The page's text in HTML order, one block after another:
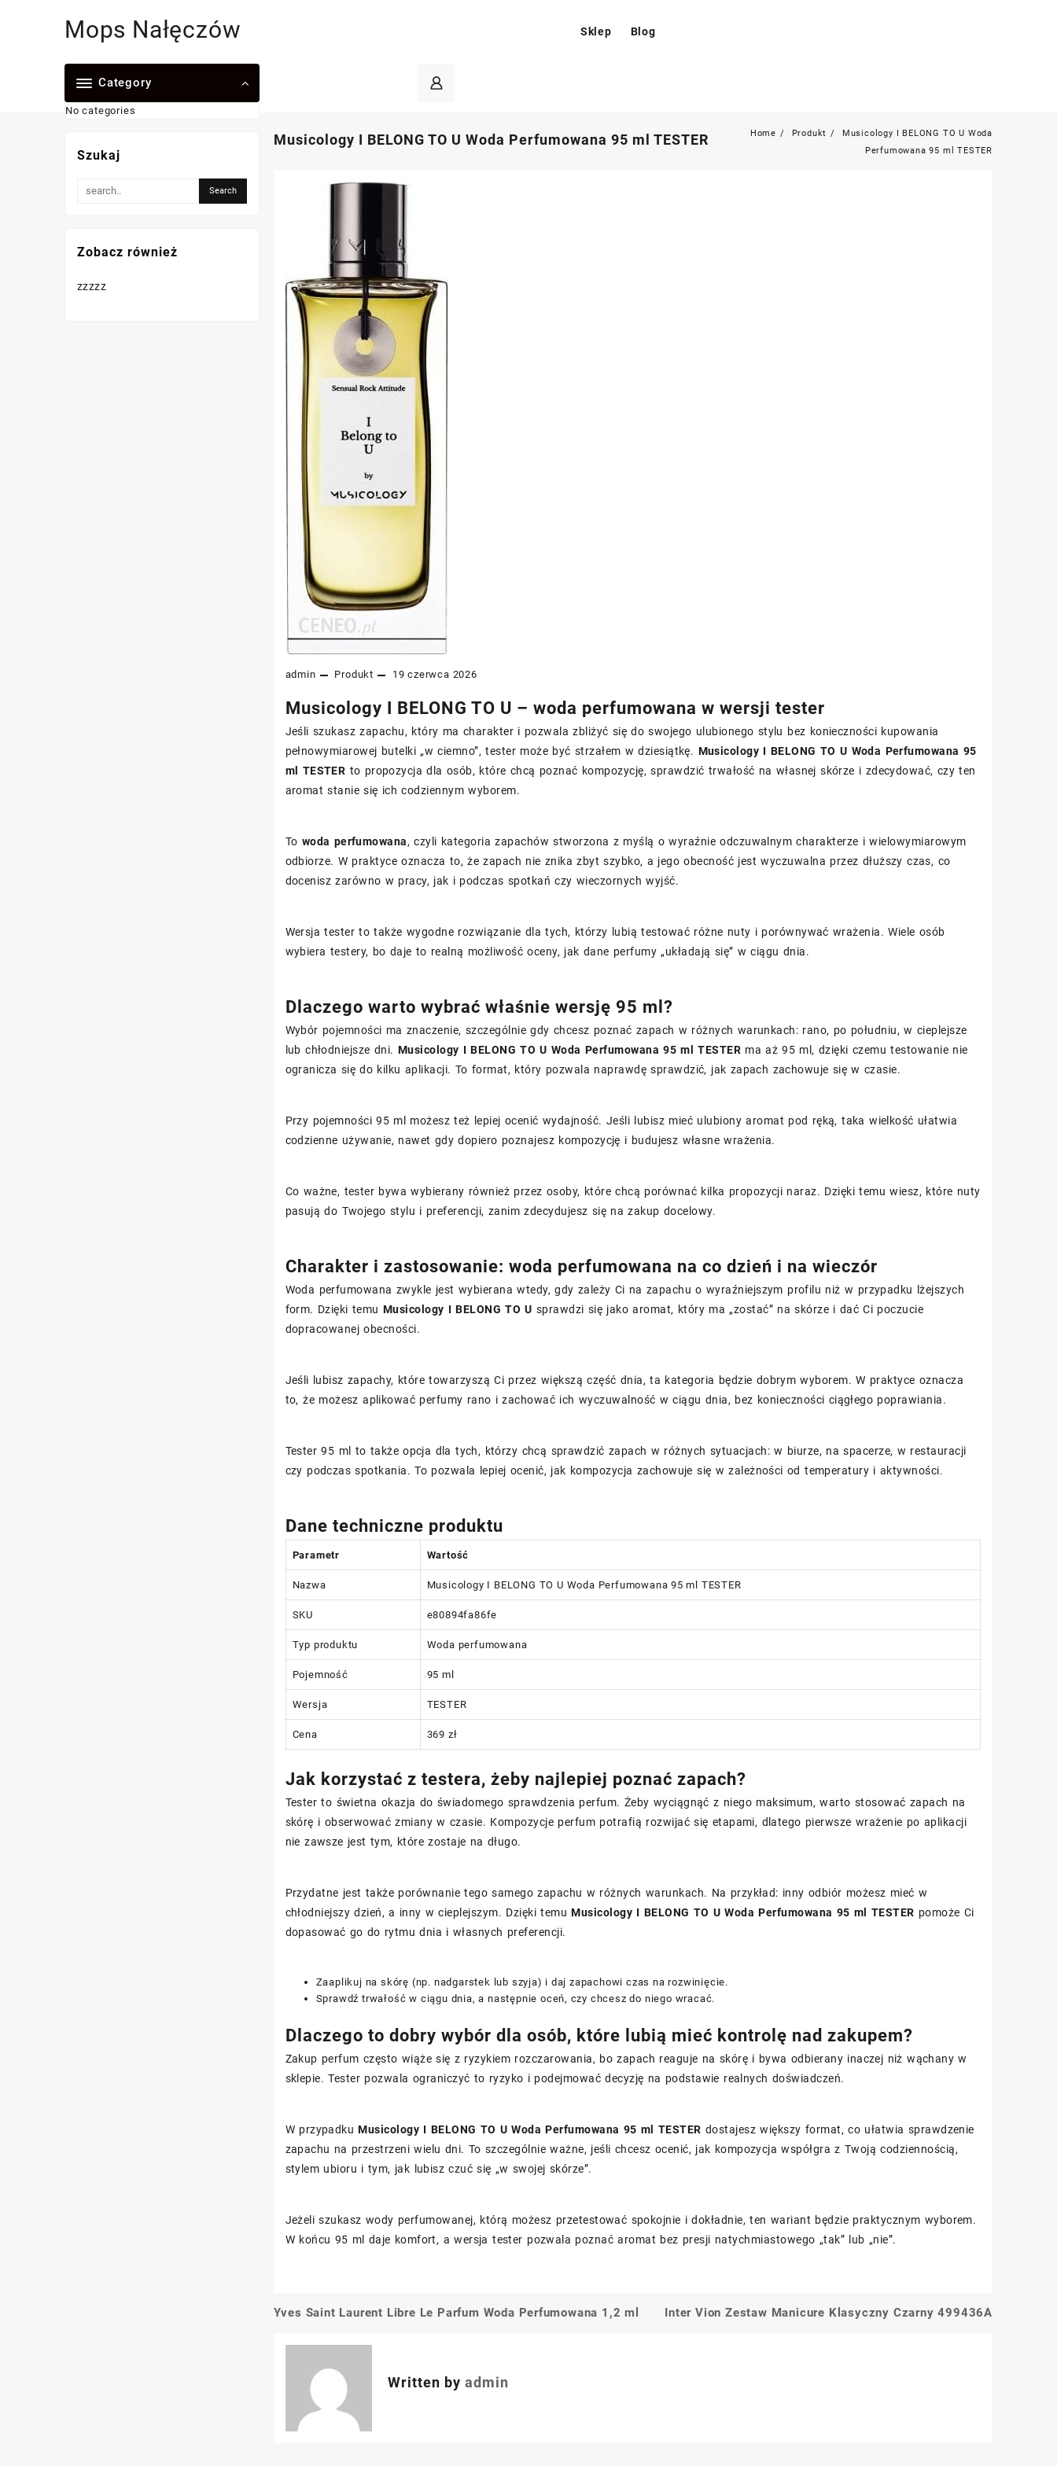
Mops Nałęczów Sklep Blog
Category
No categories
Musicology I BELONG TO U Woda Perfumowana 95 ml TESTER Home Produkt
Musicology I BELONG TO U Woda
Perfumowana 95 ml TESTER
admin Produkt 19 czerwca 2026
Musicology I BELONG TO U – woda perfumowana w wersji tester
Jeśli szukasz zapachu, który ma charakter i pozwala zbliżyć się do swojego ulubionego stylu bez konieczności kupowania
pełnowymiarowej butelki „w ciemno”, tester może być strzałem w dziesiątkę. Musicology I BELONG TO U Woda Perfumowana 95
ml TESTER to propozycja dla osób, które chcą poznać kompozycję, sprawdzić trwałość na własnej skórze i zdecydować, czy ten
aromat stanie się ich codziennym wyborem.
To woda perfumowana, czyli kategoria zapachów stworzona z myślą o wyraźnie odczuwalnym charakterze i wielowymiarowym
odbiorze. W praktyce oznacza to, że zapach nie znika zbyt szybko, a jego obecność jest wyczuwalna przez dłuższy czas, co
docenisz zarówno w pracy, jak i podczas spotkań czy wieczornych wyjść.
Wersja tester to także wygodne rozwiązanie dla tych, którzy lubią testować różne nuty i porównywać wrażenia. Wiele osób
wybiera testery, bo daje to realną możliwość oceny, jak dane perfumy „układają się” w ciągu dnia.
Dlaczego warto wybrać właśnie wersję 95 ml?
Wybór pojemności ma znaczenie, szczególnie gdy chcesz poznać zapach w różnych warunkach: rano, po południu, w cieplejsze
lub chłodniejsze dni. Musicology I BELONG TO U Woda Perfumowana 95 ml TESTER ma aż 95 ml, dzięki czemu testowanie nie
ogranicza się do kilku aplikacji. To format, który pozwala naprawdę sprawdzić, jak zapach zachowuje się w czasie.
Przy pojemności 95 ml możesz też lepiej ocenić wydajność. Jeśli lubisz mieć ulubiony aromat pod ręką, taka wielkość ułatwia
codzienne używanie, nawet gdy dopiero poznajesz kompozycję i budujesz własne wrażenia.
Co ważne, tester bywa wybierany również przez osoby, które chcą porównać kilka propozycji naraz. Dzięki temu wiesz, które nuty
pasują do Twojego stylu i preferencji, zanim zdecydujesz się na zakup docelowy.
Charakter i zastosowanie: woda perfumowana na co dzień i na wieczór
Woda perfumowana zwykle jest wybierana wtedy, gdy zależy Ci na zapachu o wyraźniejszym profilu niż w przypadku lżejszych
form. Dzięki temu Musicology I BELONG TO U sprawdzi się jako aromat, który ma „zostać” na skórze i dać Ci poczucie
dopracowanej obecności.
Jeśli lubisz zapachy, które towarzyszą Ci przez większą część dnia, ta kategoria będzie dobrym wyborem. W praktyce oznacza
to, że możesz aplikować perfumy rano i zachować ich wyczuwalność w ciągu dnia, bez konieczności ciągłego poprawiania.
Tester 95 ml to także opcja dla tych, którzy chcą sprawdzić zapach w różnych sytuacjach: w biurze, na spacerze, w restauracji
czy podczas spotkania. To pozwala lepiej ocenić, jak kompozycja zachowuje się w zależności od temperatury i aktywności.
Dane techniczne produktu
Parametr Wartość
Nazwa Musicology I BELONG TO U Woda Perfumowana 95 ml TESTER
SKU e80894fa86fe
Typ produktu Woda perfumowana
Pojemność 95 ml
Wersja TESTER
Cena 369 zł
Jak korzystać z testera, żeby najlepiej poznać zapach?
Tester to świetna okazja do świadomego sprawdzenia perfum. Żeby wyciągnąć z niego maksimum, warto stosować zapach na
skórę i obserwować zmiany w czasie. Kompozycje perfum potrafią rozwijać się etapami, dlatego pierwsze wrażenie po aplikacji
nie zawsze jest tym, które zostaje na długo.
Przydatne jest także porównanie tego samego zapachu w różnych warunkach. Na przykład: inny odbiór możesz mieć w
chłodniejszy dzień, a inny w cieplejszym. Dzięki temuMusicology I BELONG TO U Woda Perfumowana 95 ml TESTER pomoże Ci
dopasować go do rytmu dnia i własnych preferencji.
Zaaplikuj na skórę (np. nadgarstek lub szyja) i daj zapachowi czas na rozwinięcie.
Sprawdź trwałość w ciągu dnia, a następnie oceń, czy chcesz do niego wracać.
Dlaczego to dobry wybór dla osób, które lubią mieć kontrolę nad zakupem?
Zakup perfum często wiąże się z ryzykiem rozczarowania, bo zapach reaguje na skórę i bywa odbierany inaczej niż wąchany w
sklepie. Tester pozwala ograniczyć to ryzyko i podejmować decyzję na podstawie realnych doświadczeń.
W przypadkuMusicology I BELONG TO U Woda Perfumowana 95 ml TESTER dostajesz większy format, co ułatwia sprawdzenie
zapachu na przestrzeni wielu dni. To szczególnie ważne, jeśli chcesz ocenić, jak kompozycja współgra z Twoją codziennością,
stylem ubioru i tym, jak lubisz czuć się „w swojej skórze”.
Jeżeli szukasz wody perfumowanej, którą możesz przetestować spokojnie i dokładnie, ten wariant będzie praktycznym wyborem.
W końcu 95 ml daje komfort, a wersja tester pozwala poznać aromat bez presji natychmiastowego „tak” lub „nie”.
Nawigacja
wpisu
Yves Saint Laurent Libre Le Parfum Woda Perfumowana 1,2 ml Inter Vion Zestaw Manicure Klasyczny Czarny 499436A
Written by admin
Szukaj
Zobacz również
zzzzz